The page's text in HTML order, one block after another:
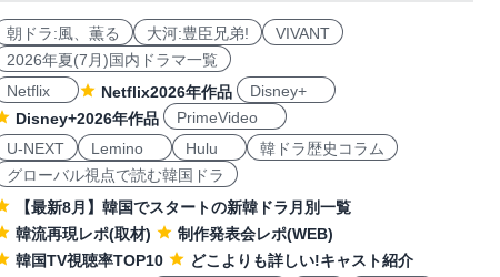
朝ドラ:風、薫る 大河:豊臣兄弟!
VIVANT
2026年夏(7月)国内ドラマ一覧
Netflix
Netflix2026年作品
Disney+
Disney+2026年作品
PrimeVideo
U-NEXT
Lemino Hulu
韓ドラ歴史コラム
グローバル視点で読む韓国ドラ
【最新8月】韓国でスタートの新韓ドラ月別一覧
韓流再現レポ(取材)
制作発表会レポ(WEB)
韓国TV視聴率TOP10
どこよりも詳しい!キャスト紹介